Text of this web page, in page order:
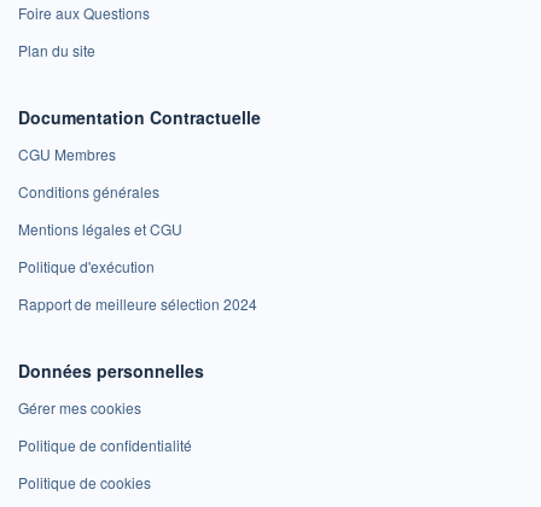
Foire aux Questions
Plan du site
Documentation Contractuelle
CGU Membres
Conditions générales
Mentions légales et CGU
Politique d'exécution
Rapport de meilleure sélection 2024
Données personnelles
Gérer mes cookies
Politique de confidentialité
Politique de cookies